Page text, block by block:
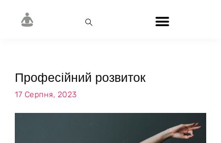
Професійний розвиток
17 Серпня, 2023